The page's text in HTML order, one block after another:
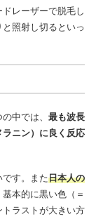
レーザーで脱毛し
照射し切るといっ
中では、 最も波長
ニン）に良く反応
す。また日本人の
本的に黒い色（＝
ラストが大きい方